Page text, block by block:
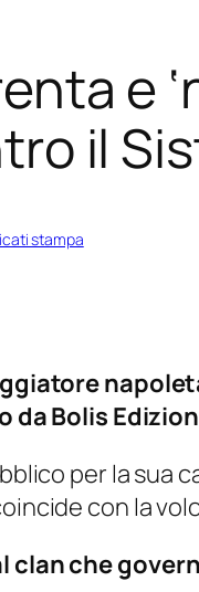
e
il
stampa
da Bolis
per la sua
con la
clan che